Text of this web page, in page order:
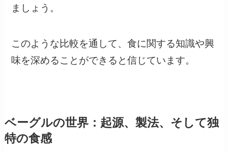
ましょう。
このような比較を通して、食に関する知識や興
味を深めることができると信じています。
ベーグルの世界：起源、製法、そして独
特の食感